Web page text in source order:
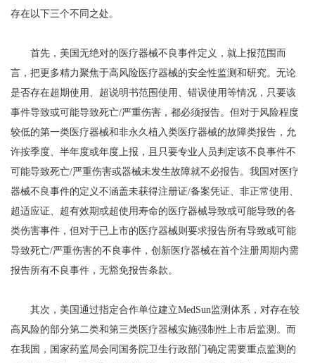
存在以下三个不同之处。
首先，美国无绝对的医疗器械不良事件定义，就上报范围而
言，把更多精力聚焦于高风险医疗器械的安全性监测和研究。无论
是否存在超期使用、超说明书范围使用、错误使用等情况，只要该
事件导致或可能导致死亡/严重伤害，都必须报告。但对于风险程度
较低的第一类医疗器械和非永久植入类医疗器械的故障类报告，允
许按季度、半年度或年度上报，且只要专业人员判定该不良事件不
可能导致死亡/严重伤害或器械未发生故障就不必报告。我国对医疗
器械不良事件的定义不涵盖未获得注册证/备案凭证、非正常使用、
超适应证、超有效期或超使用寿命的医疗器械导致或可能导致的各
类伤害事件，但对于已上市的医疗器械则要求报告所有导致或可能
导致死亡/严重伤害的不良事件，创新医疗器械在首个注册周期内需
报告所有不良事件，无豁免报告条款。
其次，美国通过指定合作单位建立MedSun监测体系，对存在较
高风险的部分第二类和第三类医疗器械实施强制性上市后监测。而
在我国，国家药监局会同国务院卫生行政部门确定需要重点监测的